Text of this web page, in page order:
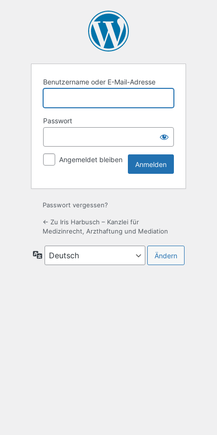
Benutzername oder E-Mail-Adresse
Passwort
Angemeldet bleiben
Passwort vergessen?
← Zu Iris Harbusch – Kanzlei für
Medizinrecht, Arzthaftung und Mediation
Sprache